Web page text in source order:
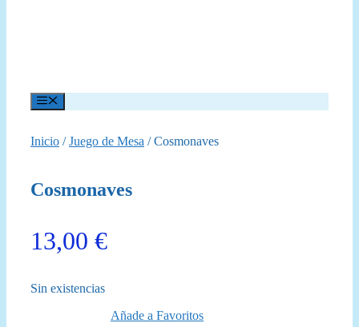
Menú
Inicio /Juego de Mesa / Cosmonaves
Cosmonaves
13,00 €
Sin existencias
Añade a Favoritos